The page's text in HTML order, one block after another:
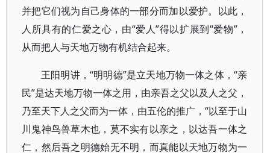
并把它们视为自己身体的一部分而加以爱护。以此，
人所具有的仁爱之心，由“爱人”得以扩展到“爱物”，
从而把人与天地万物有机结合起来。
王阳明讲，“明明德”是立天地万物一体之体，“亲
民”是达天地万物一体之用，由亲吾之父以及人之父，
乃至天下人之父而为一体，由五伦的推广，“以至于山
川鬼神鸟兽草木也，莫不实有以亲之，以达吾一体之
仁，然后吾之明德始无不明，而真能以天地万物为一